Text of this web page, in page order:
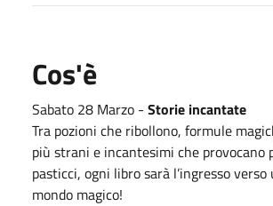
Cos'è
Sabato 28 Marzo - Storie incantate
Tra pozioni che ribollono, formule
più strani e incantesimi che provocano
pasticci, ogni libro sarà l’ingresso verso
mondo magico!